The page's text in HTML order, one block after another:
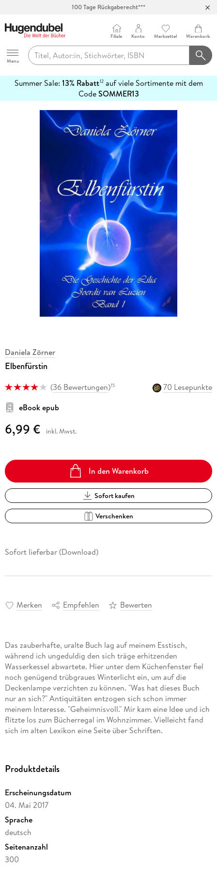
100 Tage Rückgaberecht***
Hugendubel
Menu
Filiale Konto Merkzettel Warenkorb
Summer Sale: 13% Rabatt12auf viele Sortimente mit dem
CodeSOMMER13
erfahren
Daniela Zörner
Elbenfürstin
(36 Bewertungen)15
70 Lesepunkte
eBook epub
6,99 € inkl. Mwst.
In den Warenkorb
Sofort kaufen
Verschenken
Sofort lieferbar (Download)
Merken Empfehlen Bewerten
Das zauberhafte, uralte Buch lag auf meinem Esstisch,
während ich ungeduldig den sich träge erhitzenden
Wasserkessel abwartete. Hier unter dem Küchenfenster fiel
noch genügend trübgraues Winterlicht ein, um auf die
Deckenlampe verzichten zu können. "Was hat dieses Buch
nur an sich?" Antiquitäten entzogen sich schon immer
meinem Interesse. "Geheimnisvoll." Mir kam eine Idee und ich
flitzte los zum Bücherregal im Wohnzimmer. Vielleicht fand
sich im alten Lexikon eine Seite über Schriften.
mitgebrachte Buch leuchtete! Das Lexikon geriet in
Mein irres Glotzen dauerte exakt 2 Minuten und 40
Sekunden, bis das schrille Piepen der Teeuhr gnädig meine
entglittenen Gesichtszüge in Bewegung brachte.
Vielleicht wäre der Anfang für mich leichter geraten, wäre
mein Blick diesem ersten Lichtstrahl nach draußen gefolgt.
Nämlich in Erwartung einer Wolkenlücke, die der tief
stehenden Wintersonne eine freundliche Chance gab. Denn
Produktdetails
Erscheinungsdatum
04. Mai 2017
Sprache
deutsch
Seitenanzahl
300